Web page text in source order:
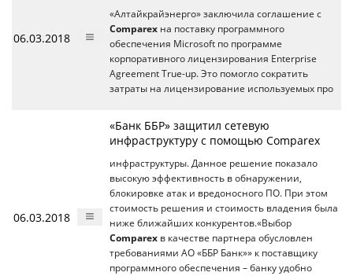
06.03.2018
«Алтайкрайэнерго» заключила соглашение с
Comparex на поставку программного
обеспечения Microsoft по программе
корпоративного лицензирования Enterprise
Agreement True-up. Это помогло сократить
затраты на лицензирование используемых про
06.03.2018
«Банк ББР» защитил сетевую
инфраструктуру с помощью Comparex
инфраструктуры. Данное решение показало
высокую эффективность в обнаружении,
блокировке атак и вредоносного ПО. При этом
стоимость решения и стоимость владения была
ниже ближайших конкурентов.«Выбор
Comparex в качестве партнера обусловлен
требованиями АО «ББР Банк»» к поставщику
программного обеспечения – банку удобно